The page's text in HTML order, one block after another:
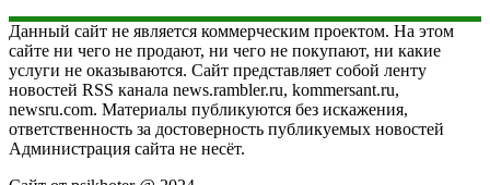
Данный сайт не является коммерческим проектом. На этом
сайте ни чего не продают, ни чего не покупают, ни какие
услуги не оказываются. Сайт представляет собой ленту
новостей RSS канала news.rambler.ru, kommersant.ru,
newsru.com. Материалы публикуются без искажения,
ответственность за достоверность публикуемых новостей
Администрация сайта не несёт.